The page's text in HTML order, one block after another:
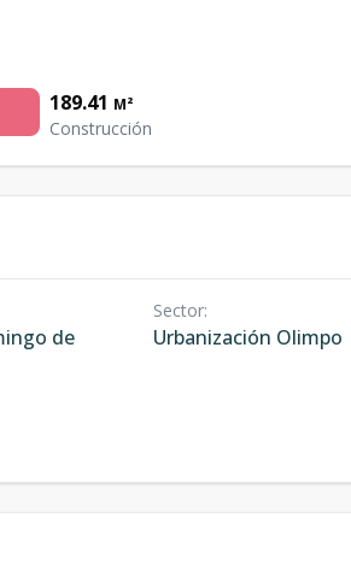
189.41 M²
Construcción
de
Sector:
Urbanización Olimpo